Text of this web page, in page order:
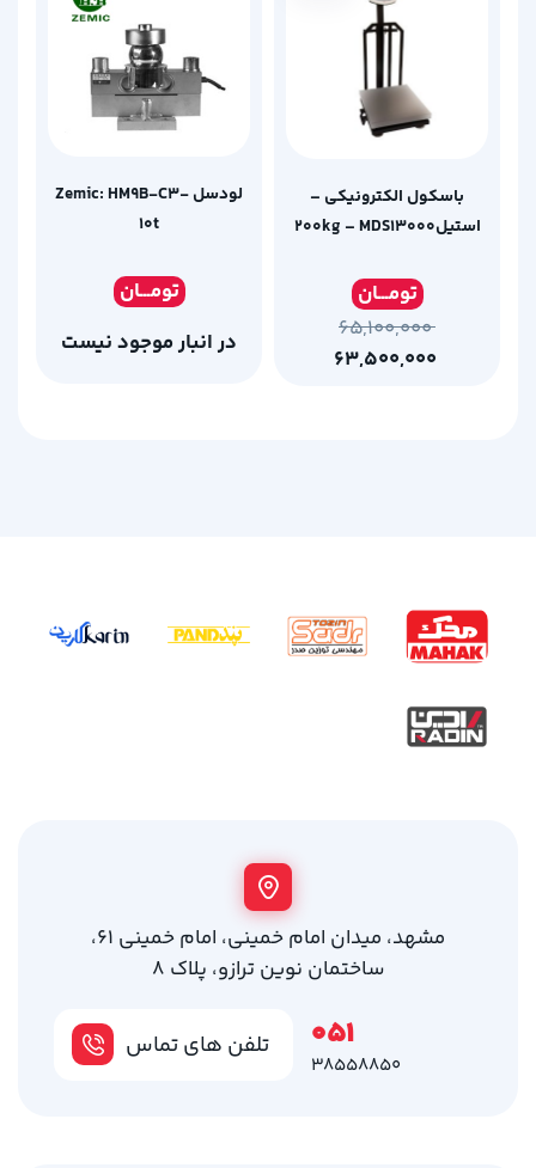
باسکول الکترونیکی –
استیل200kg – MDS13000
تومـــان
۶۵,۱۰۰,۰۰۰
لودسل Zemic: HM9B-C3-
10t
تومـــان
در انبار موجود نیست
مشهد، میدان امام خمینی، امام خمینی 61،
ساختمان نوین ترازو، پلاک 8
تلفن های تماس 051
38558850